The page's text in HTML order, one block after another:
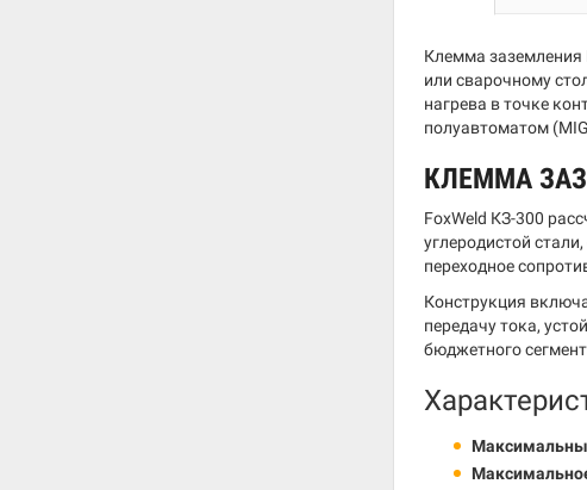
Клемма заземления
или сварочному
нагрева в точке
полуавтоматом
КЛЕММА
FoxWeld КЗ-300
углеродистой
переходное
Конструкция
передачу тока,
бюджетного